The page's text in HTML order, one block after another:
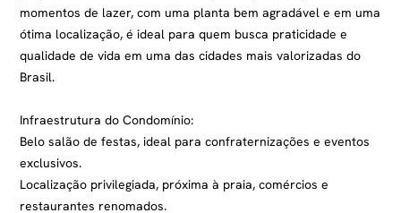
momentos de lazer, com uma planta bem agradável e em uma
ótima localização, é ideal para quem busca praticidade e
qualidade de vida em uma das cidades mais valorizadas do
Brasil.
Infraestrutura do Condomínio:
Belo salão de festas, ideal para confraternizações e eventos
exclusivos.
Localização privilegiada, próxima à praia, comércios e
restaurantes renomados.